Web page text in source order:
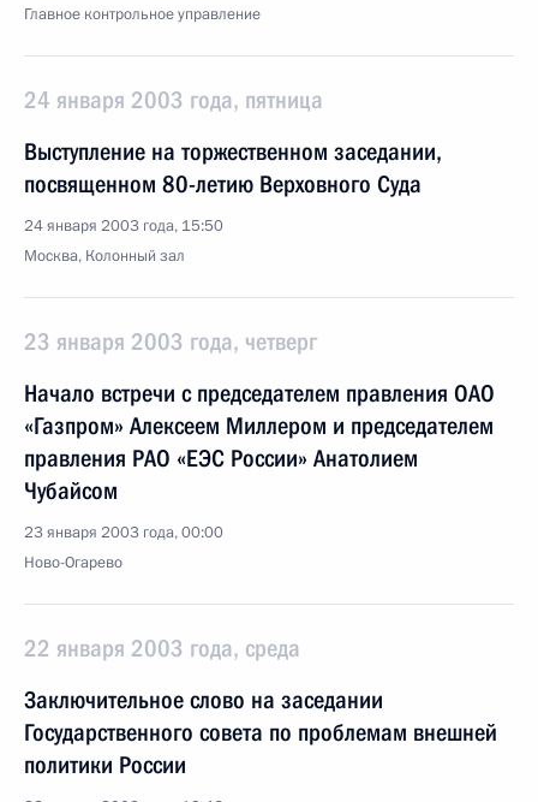
Главное контрольное управление
24 января 2003 года, пятница
Выступление на торжественном заседании,
посвященном 80-летию Верховного Суда
24 января 2003 года, 15:50
Москва, Колонный зал
23 января 2003 года, четверг
Начало встречи с председателем правления ОАО
«Газпром» Алексеем Миллером и председателем
правления РАО «ЕЭС России» Анатолием
Чубайсом
23 января 2003 года, 00:00
Ново-Огарево
22 января 2003 года, среда
Заключительное слово на заседании
Государственного совета по проблемам внешней
политики России